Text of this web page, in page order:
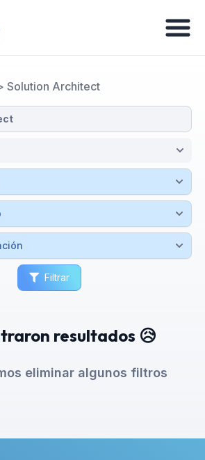
Solution Architect
Filtrar
resultados 😥
eliminar algunos filtros